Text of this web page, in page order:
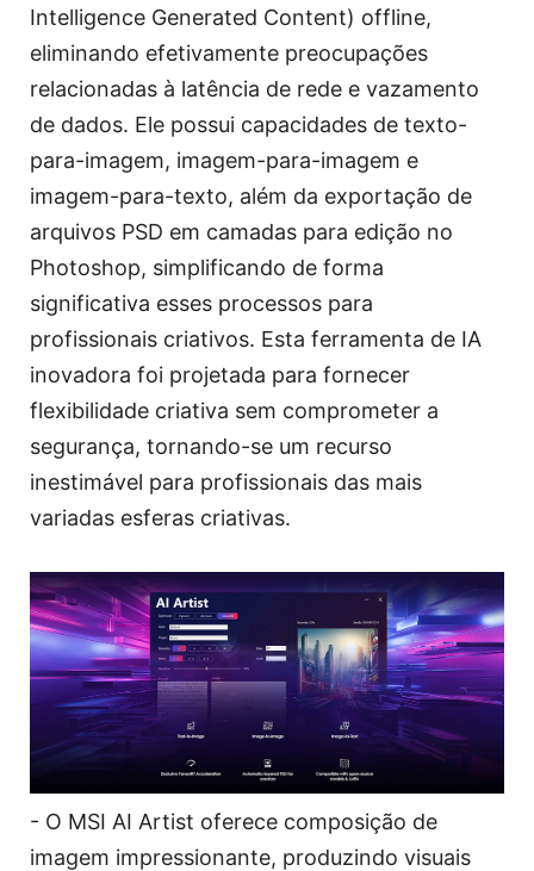
Intelligence Generated Content) offline,
eliminando efetivamente preocupações
relacionadas à latência de rede e vazamento
de dados. Ele possui capacidades de texto-
para-imagem, imagem-para-imagem e
imagem-para-texto, além da exportação de
arquivos PSD em camadas para edição no
Photoshop, simplificando de forma
significativa esses processos para
profissionais criativos. Esta ferramenta de IA
inovadora foi projetada para fornecer
flexibilidade criativa sem comprometer a
segurança, tornando-se um recurso
inestimável para profissionais das mais
variadas esferas criativas.
- O MSI AI Artist oferece composição de
imagem impressionante, produzindo visuais